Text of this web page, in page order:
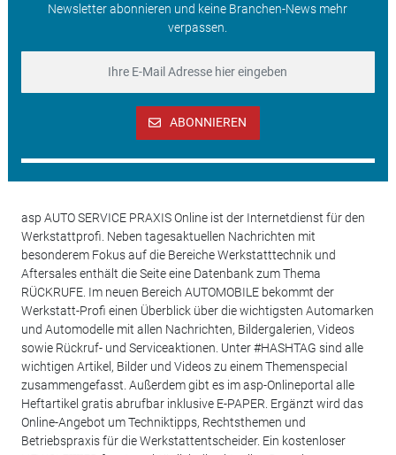
Newsletter abonnieren und keine Branchen-News mehr
verpassen.
ABONNIEREN
asp AUTO SERVICE PRAXIS Online ist der Internetdienst für den
Werkstattprofi. Neben tagesaktuellen Nachrichten mit
besonderem Fokus auf die Bereiche Werkstatttechnik und
Aftersales enthält die Seite eine Datenbank zum Thema
RÜCKRUFE. Im neuen Bereich AUTOMOBILE bekommt der
Werkstatt-Profi einen Überblick über die wichtigsten Automarken
und Automodelle mit allen Nachrichten, Bildergalerien, Videos
sowie Rückruf- und Serviceaktionen. Unter #HASHTAG sind alle
wichtigen Artikel, Bilder und Videos zu einem Themenspecial
zusammengefasst. Außerdem gibt es im asp-Onlineportal alle
Heftartikel gratis abrufbar inklusive E-PAPER. Ergänzt wird das
Online-Angebot um Techniktipps, Rechtsthemen und
Betriebspraxis für die Werkstattentscheider. Ein kostenloser